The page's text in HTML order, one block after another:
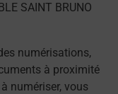
SAINT BRUNO
numérisations,
à proximité
numériser, vous